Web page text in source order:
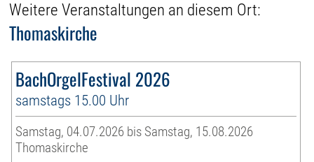
Weitere Veranstaltungen an diesem Ort:
Thomaskirche
BachOrgelFestival 2026
samstags 15.00 Uhr
Samstag, 04.07.2026 bis Samstag, 15.08.2026
Thomaskirche